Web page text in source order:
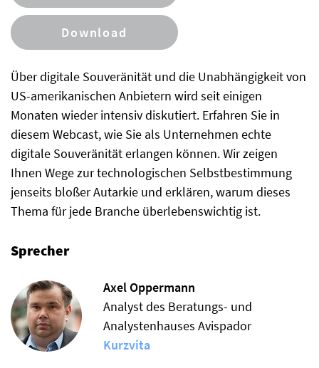
Über digitale Souveränität und die Unabhängigkeit von
US-amerikanischen Anbietern wird seit einigen
Monaten wieder intensiv diskutiert. Erfahren Sie in
diesem Webcast, wie Sie als Unternehmen echte
digitale Souveränität erlangen können. Wir zeigen
Ihnen Wege zur technologischen Selbstbestimmung
jenseits bloßer Autarkie und erklären, warum dieses
Thema für jede Branche überlebenswichtig ist.
Sprecher
Axel Oppermann
Analyst des Beratungs- und
Analystenhauses Avispador
Kurzvita
Download